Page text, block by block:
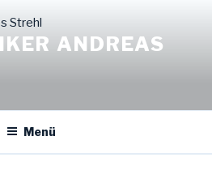
ANDREAS
Menü